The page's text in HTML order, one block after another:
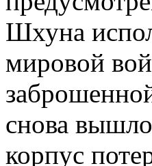
Шхуна
мировой
снова
корпус